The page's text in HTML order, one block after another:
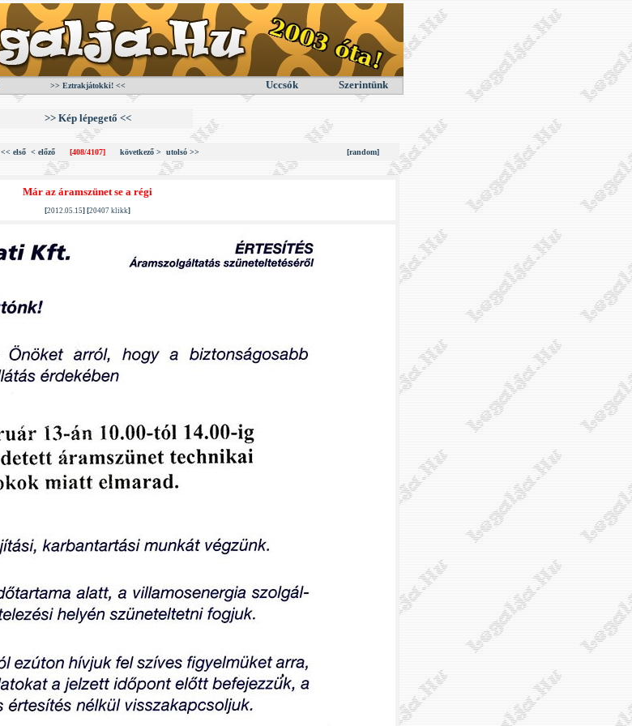
>> Eztrakjátokki! << Uccsók Szerintünk
>> Kép lépegető <<
<< első < előző [408/4107] következő > utolsó >> [random]
Már az áramszünet se a régi
[2012.05.15] [20407 klikk]